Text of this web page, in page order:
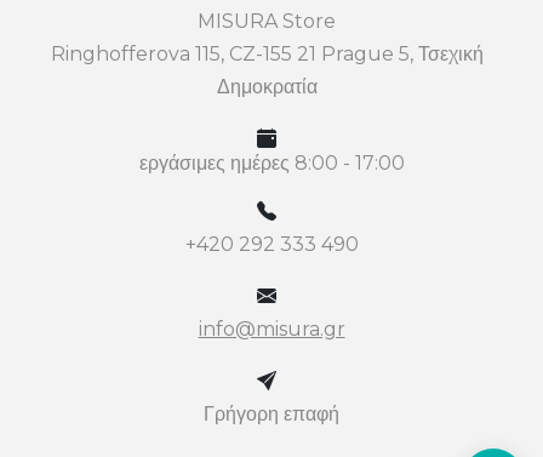
MISURA Store
Ringhofferova 115, CZ-155 21 Prague 5, Τσεχική
Δημοκρατία
εργάσιμες ημέρες 8:00 - 17:00
+420 292 333 490
info@misura.gr
Γρήγορη επαφή